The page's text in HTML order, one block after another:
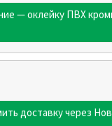
— оклейку ПВХ
доставку через